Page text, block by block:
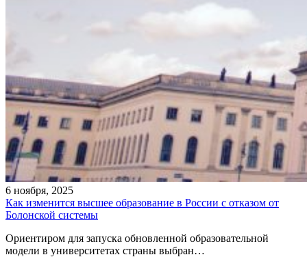
6 ноября, 2025
Как изменится высшее образование в России с отказом от
Болонской системы
Ориентиром для запуска обновленной образовательной
модели в университетах страны выбран…